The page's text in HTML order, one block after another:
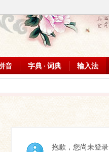
音 字典 · 词典 输入法
抱歉，您尚未登